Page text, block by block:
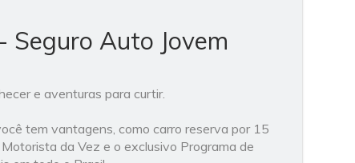
Seguro Auto Jovem
e aventuras para curtir.
tem vantagens, como carro reserva por 15
da Vez e o exclusivo Programa de